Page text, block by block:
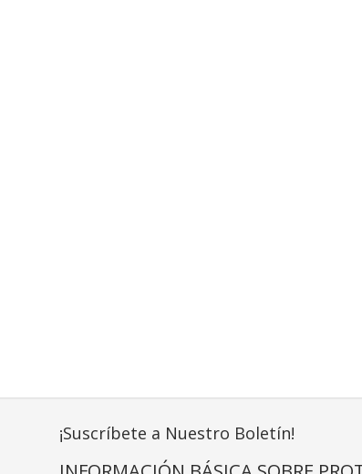
¡Suscríbete a Nuestro Boletín!